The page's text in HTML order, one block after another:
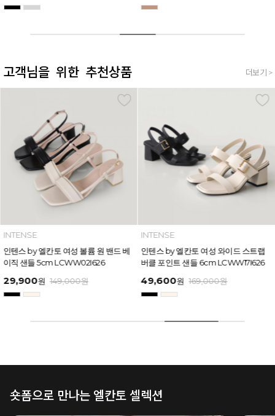
고객님을 위한 추천상품 더보기 >
INTENSE
인텐스 by 엘칸토 여성 볼륨 원 밴드 베
이직 샌들 5cm LCWW02I626
29,900원 149,000원
INTENSE
인텐스 by 엘칸토 여성 와이드 스트랩
버클 포인트 샌들 6cm LCWW17I626
49,600원 169,000원
숏폼으로 만나는 엘칸토 셀렉션